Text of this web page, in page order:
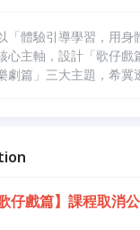
「體驗引導學習，用身
心主軸，設計「歌仔戲
劇篇」三大主題，希冀
仔戲篇】課程取消